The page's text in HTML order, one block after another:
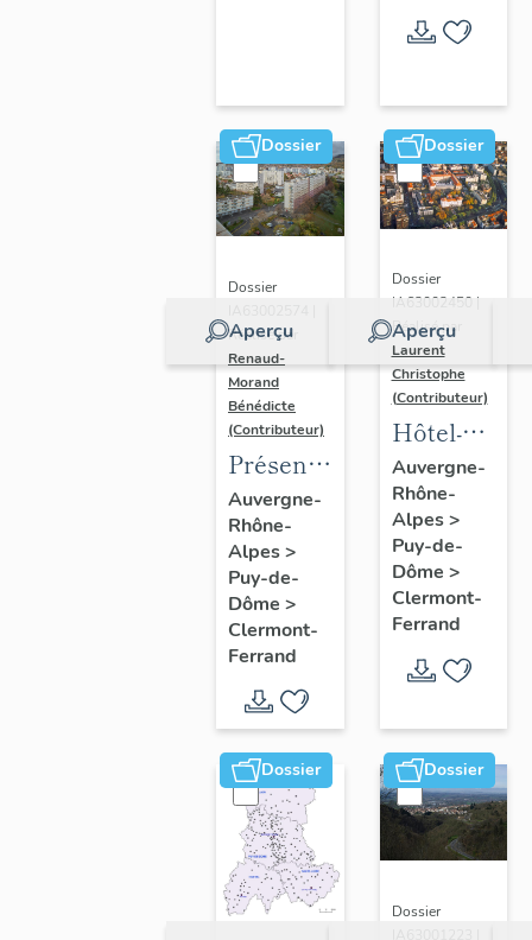
Dossier
Aperçu
Dossier
Réalisé par
Renaud-
Morand
Bénédicte
(Contributeur)
Présentation
de
l'opération
ponctuelle
"Muraille
de
Chine"
(de
Clermont-
Ferrand)
Auvergne-
Rhône-
Alpes>
Puy-de-
Dôme >
Clermont-
Ferrand
Dossier
Aperçu
Dossier
IA63002450 |
Réalisé par
Laurent
Christophe
(Contributeur)
Hôtel-
Dieu de
Clermont-
Ferrand
: les
raisons
de
l'étude
Auvergne-
Rhône-
Alpes>
Puy-de-
Dôme >
Clermont-
Ferrand
Dossier Dossier
Dossier